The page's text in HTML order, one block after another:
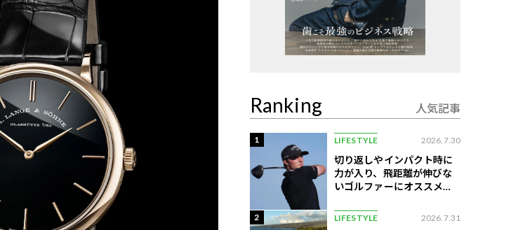
Ranking 人気記事
1 LIFESTYLE 2026.7.30
切り返しやインパクト時に
力が入り、飛距離が伸びな
いゴルファーにオススメの
2 LIFESTYLE 2026.7.31